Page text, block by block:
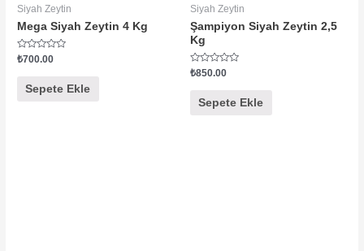
Siyah Zeytin
Mega Siyah Zeytin 4 Kg
5
oy
aldı
₺700.00
Sepete Ekle
Siyah Zeytin
Şampiyon Siyah Zeytin 2,5
Kg
5
oy
aldı
₺850.00
Sepete Ekle